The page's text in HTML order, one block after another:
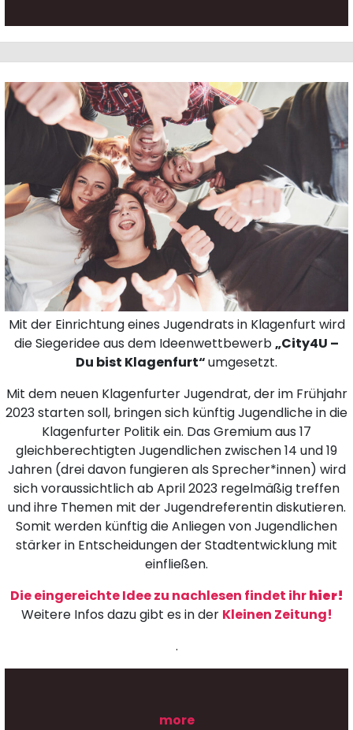
Mit der Einrichtung eines Jugendrats in Klagenfurt wird
die Siegeridee aus dem Ideenwettbewerb„City4U –
Du bist Klagenfurt“umgesetzt.
Mit dem neuen Klagenfurter Jugendrat, der im Frühjahr
2023 starten soll, bringen sich künftig Jugendliche in die
Klagenfurter Politik ein. Das Gremium aus 17
gleichberechtigten Jugendlichen zwischen 14 und 19
Jahren (drei davon fungieren als Sprecher*innen) wird
sich voraussichtlich ab April 2023 regelmäßig treffen
und ihre Themen mit der Jugendreferentin diskutieren.
Somit werden künftig die Anliegen von Jugendlichen
stärker in Entscheidungen der Stadtentwicklung mit
einfließen.
Die eingereichte Idee zu nachlesen findet ihrhier!
Weitere Infos dazu gibt es in der Kleinen Zeitung!
.
more